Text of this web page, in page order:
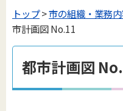
トップ>市の組織・業務
市計画図 No.11
都市計画図